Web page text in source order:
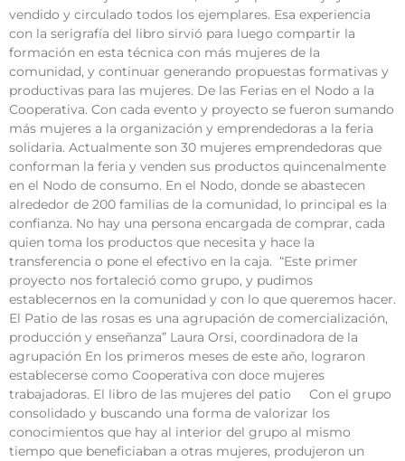
vendido y circulado todos los ejemplares. Esa experiencia
con la serigrafía del libro sirvió para luego compartir la
formación en esta técnica con más mujeres de la
comunidad, y continuar generando propuestas formativas y
productivas para las mujeres. De las Ferias en el Nodo a la
Cooperativa. Con cada evento y proyecto se fueron sumando
más mujeres a la organización y emprendedoras a la feria
solidaria. Actualmente son 30 mujeres emprendedoras que
conforman la feria y venden sus productos quincenalmente
en el Nodo de consumo. En el Nodo, donde se abastecen
alrededor de 200 familias de la comunidad, lo principal es la
confianza. No hay una persona encargada de comprar, cada
quien toma los productos que necesita y hace la
transferencia o pone el efectivo en la caja. “Este primer
proyecto nos fortaleció como grupo, y pudimos
establecernos en la comunidad y con lo que queremos hacer.
El Patio de las rosas es una agrupación de comercialización,
producción y enseñanza” Laura Orsi, coordinadora de la
agrupación En los primeros meses de este año, lograron
establecerse como Cooperativa con doce mujeres
trabajadoras. El libro de las mujeres del patio Con el grupo
consolidado y buscando una forma de valorizar los
conocimientos que hay al interior del grupo al mismo
tiempo que beneficiaban a otras mujeres, produjeron un